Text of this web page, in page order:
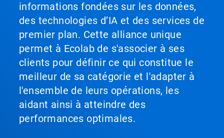
informations fondées sur les données,
des technologies d’IA et des services de
premier plan. Cette alliance unique
permet à Ecolab de s'associer à ses
clients pour définir ce qui constitue le
meilleur de sa catégorie et l'adapter à
l'ensemble de leurs opérations, les
aidant ainsi à atteindre des
performances optimales.